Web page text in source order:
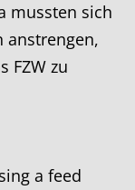
mussten sich
anstrengen,
FZW zu
a feed